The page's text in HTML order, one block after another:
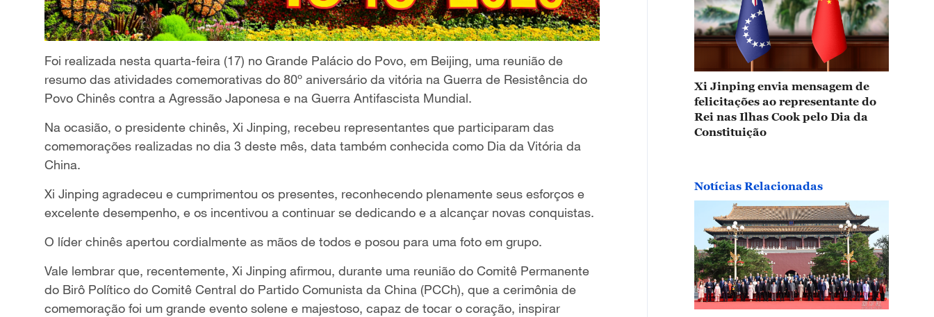
Foi realizada nesta quarta-feira (17) no Grande Palácio do Povo, em Beijing, uma reunião de
resumo das atividades comemorativas do 80º aniversário da vitória na Guerra de Resistência do
Povo Chinês contra a Agressão Japonesa e na Guerra Antifascista Mundial.
Na ocasião, o presidente chinês, Xi Jinping, recebeu representantes que participaram das
comemorações realizadas no dia 3 deste mês, data também conhecida como Dia da Vitória da
China.
Xi Jinping agradeceu e cumprimentou os presentes, reconhecendo plenamente seus esforços e
excelente desempenho, e os incentivou a continuar se dedicando e a alcançar novas conquistas.
O líder chinês apertou cordialmente as mãos de todos e posou para uma foto em grupo.
Vale lembrar que, recentemente, Xi Jinping afirmou, durante uma reunião do Comitê Permanente
do Birô Político do Comitê Central do Partido Comunista da China (PCCh), que a cerimônia de
comemoração foi um grande evento solene e majestoso, capaz de tocar o coração, inspirar
Xi Jinping envia mensagem de
felicitações ao representante do
Rei nas Ilhas Cook pelo Dia da
Constituição
Notícias Relacionadas